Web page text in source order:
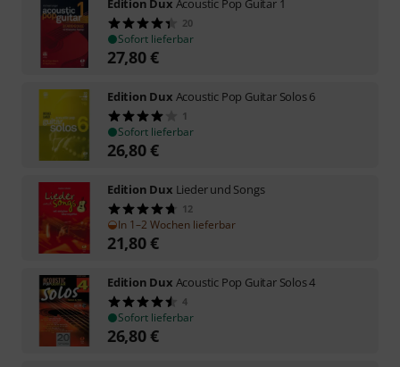
20
Sofort lieferbar
27,80€
Edition Dux Acoustic Pop Guitar Solos 6
1
Sofort lieferbar
26,80€
Edition Dux Lieder und Songs
12
In 1–2 Wochen lieferbar
21,80€
Edition Dux Acoustic Pop Guitar Solos 4
4
Sofort lieferbar
26,80€